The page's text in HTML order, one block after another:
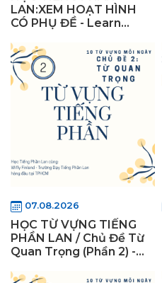
LAN:XEM HOẠT HÌNH
CÓ PHỤ ĐỀ - Learn
subtitle(Ep. 2) Pipsa
Possu
07.08.2026
HỌC TỪ VỰNG TIẾNG
PHẦN LAN / Chủ Đề Từ
Quan Trọng (Phần 2) -